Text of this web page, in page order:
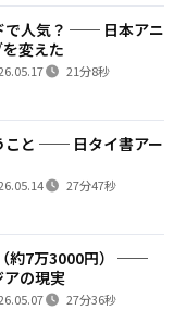
で人気？ ── 日本アニ
変えた
21分8秒
こと ── 日タイ書アー
27分47秒
約7万3000円） ──
アの現実
27分36秒